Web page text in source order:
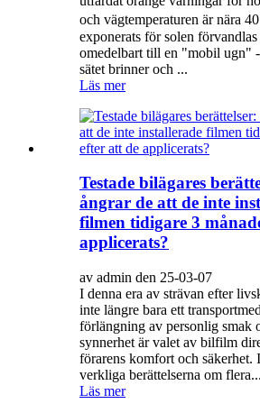
och vägtemperaturen är nära
exponerats för solen
omedelbart till en "mobil ugn"
sätet brinner och ...
Läs mer
Testade bilägares
ångrar de att de inte
filmen tidigare 3
applicerats?
av admin den 25-03-07
I denna era av strävan efter
inte längre bara ett
förlängning av personlig smak
synnerhet är valet av bilfilm
förarens komfort och säkerhet.
verkliga berättelserna om flera...
Läs mer